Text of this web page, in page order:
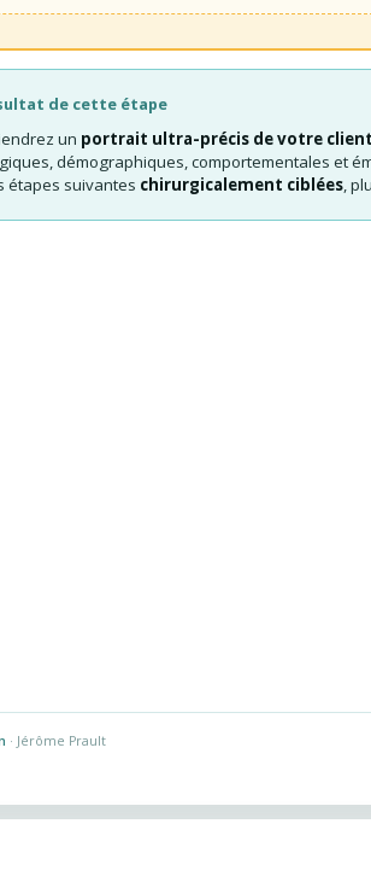
de cette étape
un portrait ultra-précis de votre
démographiques, comportementales et
étapes suivantes chirurgicalement ciblées,
· Jérôme Prault